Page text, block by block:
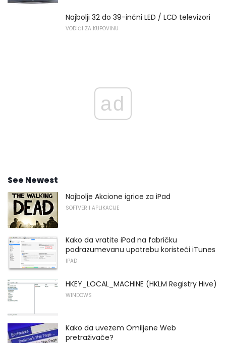
Najbolji 32 do 39-inčni LED / LCD televizori
VODIČI ZA KUPOVINU
ad
See Newest
Najbolje Akcione igrice za iPad
SOFTVER I APLIKACIJE
Kako da vratite iPad na fabričku
podrazumevanu upotrebu koristeći iTunes
IPAD
HKEY_LOCAL_MACHINE (HKLM Registry Hive)
WINDOWS
Kako da uvezem Omiljene Web
pretraživače?